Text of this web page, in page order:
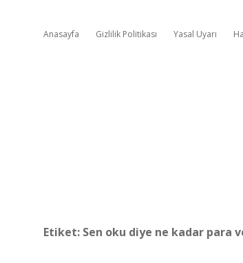
Anasayfa Gizlilik Politikası Yasal Uyarı
Etiket: Sen oku diye ne kadar para